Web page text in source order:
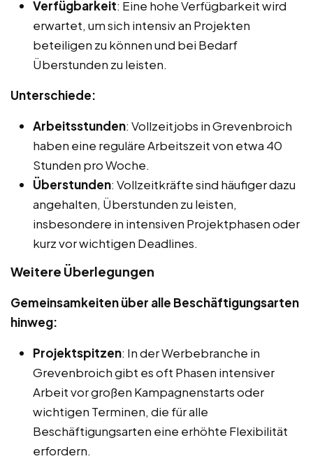
Verfügbarkeit: Eine hohe Verfügbarkeit wird
erwartet, um sich intensiv an Projekten
beteiligen zu können und bei Bedarf
Überstunden zu leisten.
Unterschiede:
Arbeitsstunden: Vollzeitjobs in Grevenbroich
haben eine reguläre Arbeitszeit von etwa 40
Stunden pro Woche.
Überstunden: Vollzeitkräfte sind häufiger dazu
angehalten, Überstunden zu leisten,
insbesondere in intensiven Projektphasen oder
kurz vor wichtigen Deadlines.
Weitere Überlegungen
Gemeinsamkeiten über alle Beschäftigungsarten
hinweg:
Projektspitzen: In der Werbebranche in
Grevenbroich gibt es oft Phasen intensiver
Arbeit vor großen Kampagnenstarts oder
wichtigen Terminen, die für alle
Beschäftigungsarten eine erhöhte Flexibilität
erfordern.